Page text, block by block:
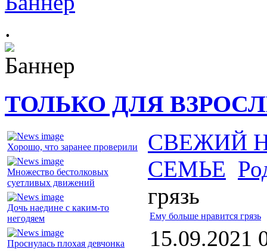
.
ТОЛЬКО ДЛЯ
Хорошо, что заранее проверили
Множество бестолковых
суетливых движений
Дочь наедине с каким-то
негодяем
Проснулась плохая девчонка
СВЕЖИЙ
СЕМЬЕ
грязь
Ему больше нравится грязь
15.09.2021